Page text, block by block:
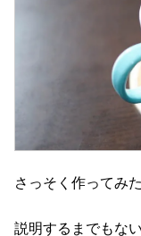
さっそく作ってみ
説明するまでもな